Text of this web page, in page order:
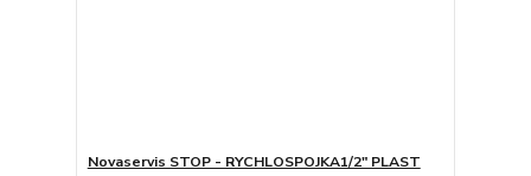
Novaservis STOP - RYCHLOSPOJKA1/2" PLAST